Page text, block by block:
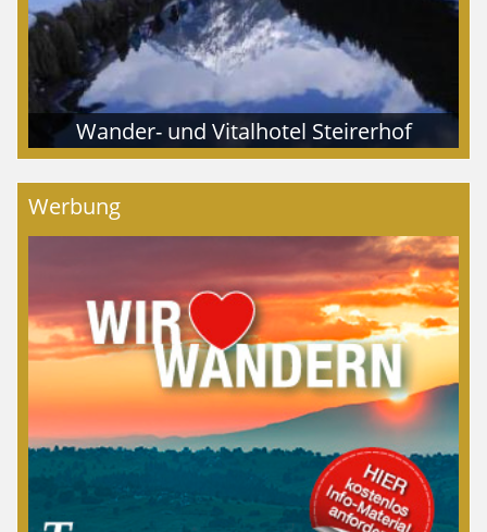
Wander- und Vitalhotel Steirerhof
Werbung